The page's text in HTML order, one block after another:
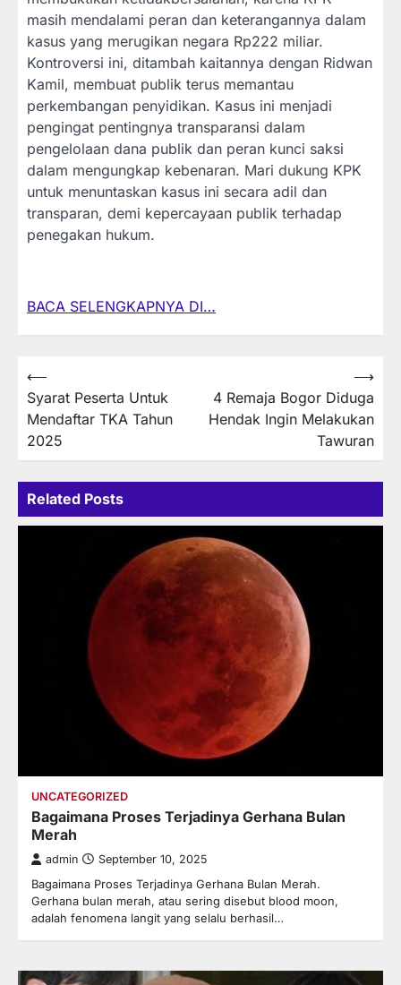
masih mendalami peran dan keterangannya dalam
kasus yang merugikan negara Rp222 miliar.
Kontroversi ini, ditambah kaitannya dengan Ridwan
Kamil, membuat publik terus memantau
perkembangan penyidikan. Kasus ini menjadi
pengingat pentingnya transparansi dalam
pengelolaan dana publik dan peran kunci saksi
dalam mengungkap kebenaran. Mari dukung KPK
untuk menuntaskan kasus ini secara adil dan
transparan, demi kepercayaan publik terhadap
penegakan hukum.
BACA SELENGKAPNYA DI…
Post
navigation
⟵
Syarat Peserta Untuk
Mendaftar TKA Tahun
2025
4 Remaja Bogor Diduga
Hendak Ingin Melakukan
Tawuran
⟶
Related Posts
UNCATEGORIZED
Bagaimana Proses Terjadinya Gerhana Bulan
Merah
admin September 10, 2025
Bagaimana Proses Terjadinya Gerhana Bulan Merah.
Gerhana bulan merah, atau sering disebut blood moon,
adalah fenomena langit yang selalu berhasil…